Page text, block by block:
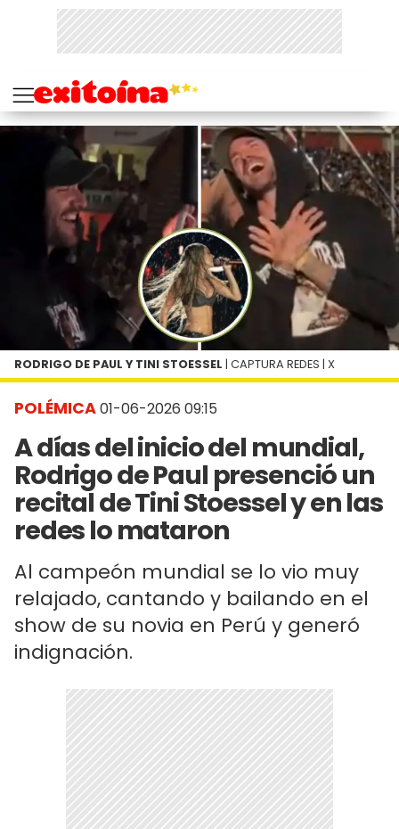
POLÉMICA01-06-2026 09:15
A días del inicio del mundial,
Rodrigo de Paul presenció un
recital de Tini Stoessel y en las
redes lo mataron
Al campeón mundial se lo vio muy
relajado, cantando y bailando en el
show de su novia en Perú y generó
indignación.
RODRIGO DE PAUL Y TINI STOESSEL | CAPTURA REDES | X